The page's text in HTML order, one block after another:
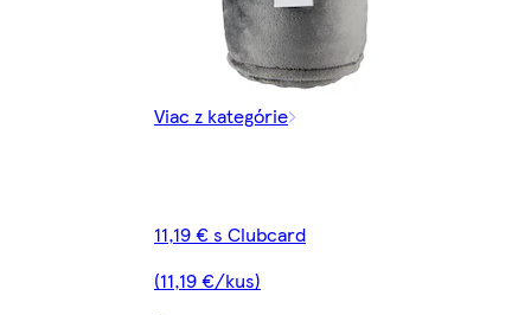
Viac z kategórie
11,19 € s Clubcard
(11,19 €/kus)